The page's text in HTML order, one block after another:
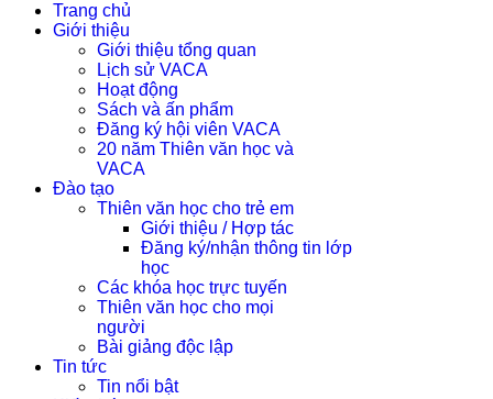
Trang chủ
Giới thiệu
Giới thiệu tổng quan
Lịch sử VACA
Hoạt động
Sách và ấn phẩm
Đăng ký hội viên VACA
20 năm Thiên văn học và
VACA
Đào tạo
Thiên văn học cho trẻ em
Giới thiệu / Hợp tác
Đăng ký/nhận thông tin lớp
học
Các khóa học trực tuyến
Thiên văn học cho mọi
người
Bài giảng độc lập
Tin tức
Tin nổi bật